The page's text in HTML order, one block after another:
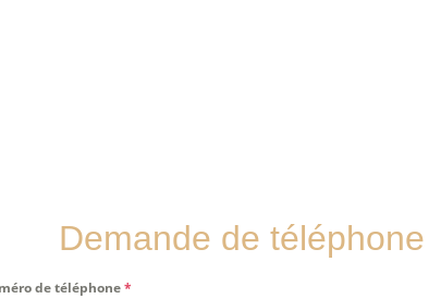
Demande de téléphone
de téléphone*